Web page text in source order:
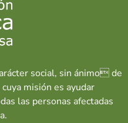
social, sin ánimo de
misión es ayudar
las personas afectadas